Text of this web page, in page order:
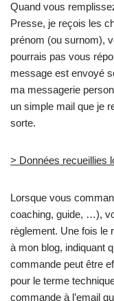
Quand vous
Presse, je reçois les
prénom (ou surnom),
pourrais pas vous
message est envoyé
ma messagerie
un simple mail que je
sorte.
> Données recueillies
Lorsque vous
coaching, guide, …),
règlement. Une fois le
à mon blog, indiquant
commande peut être
pour le terme
commande à l’email